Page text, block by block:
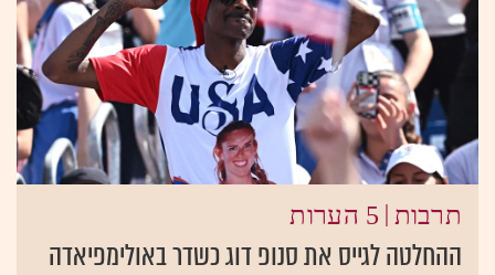
תרבות | 5 הערות
ההחלטה לגייס את סנופ דוג כשדר באולימפיאדה